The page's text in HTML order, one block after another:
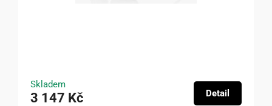
Skladem
3 147 Kč Detail